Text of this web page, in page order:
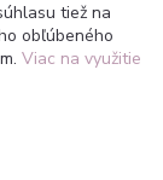
tiež na
obľúbeného
Viac na využitie